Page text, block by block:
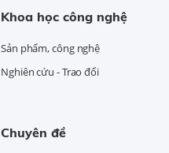
Khoa học công nghệ
Sản phẩm, công nghệ
Nghiên cứu - Trao đổi
Chuyên đề